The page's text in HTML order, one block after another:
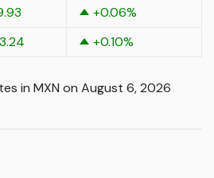
+0.06%
+0.10%
in MXN on August 6, 2026